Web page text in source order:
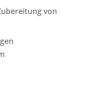
von